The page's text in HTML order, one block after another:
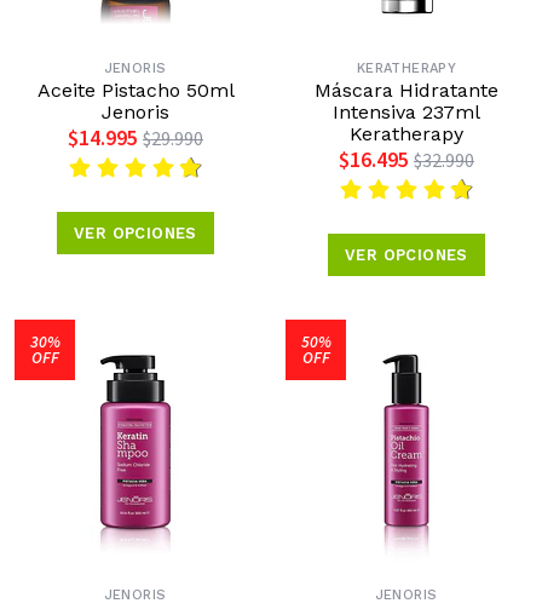
JENORIS
Aceite Pistacho 50ml
Jenoris
$14.995 $29.990
VER OPCIONES
KERATHERAPY
Máscara Hidratante
Intensiva 237ml
Keratherapy
$16.495 $32.990
VER OPCIONES
30%
OFF
JENORIS
50%
OFF
JENORIS